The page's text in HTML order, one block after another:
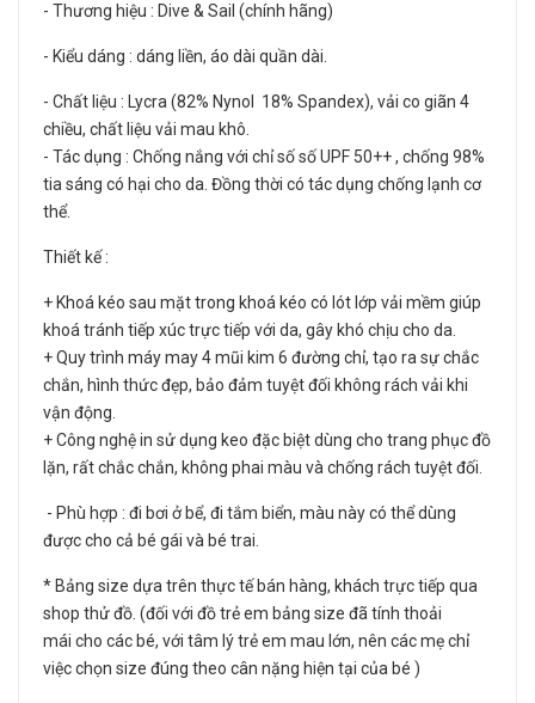
- Thương hiệu : Dive & Sail (chính hãng)
- Kiểu dáng : dáng liền, áo dài quần dài.
- Chất liệu : Lycra (82% Nynol 18% Spandex), vải co giãn 4
chiều, chất liệu vải mau khô.
- Tác dụng : Chống nắng với chỉ số số UPF 50++ , chống 98%
tia sáng có hại cho da. Đồng thời có tác dụng chống lạnh cơ
thể.
Thiết kế :
+ Khoá kéo sau mặt trong khoá kéo có lót lớp vải mềm giúp
khoá tránh tiếp xúc trực tiếp với da, gây khó chịu cho da.
+ Quy trình máy may 4 mũi kim 6 đường chỉ, tạo ra sự chắc
chắn, hình thức đẹp, bảo đảm tuyệt đối không rách vải khi
vận động.
+ Công nghệ in sử dụng keo đặc biệt dùng cho trang phục đồ
lặn, rất chắc chắn, không phai màu và chống rách tuyệt đối.
- Phù hợp : đi bơi ở bể, đi tắm biển, màu này có thể dùng
được cho cả bé gái và bé trai.
* Bảng size dựa trên thực tế bán hàng, khách trực tiếp qua
shop thử đồ. (đối với đồ trẻ em bảng size đã tính thoải
mái cho các bé, với tâm lý trẻ em mau lớn, nên các mẹ chỉ
việc chọn size đúng theo cân nặng hiện tại của bé )